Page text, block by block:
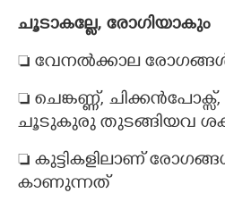
ചൂടാകല്ലേ, രോഗിയാകും
 വേനൽക്കാല രോഗങ്ങൾ
 ചെങ്കണ്ണ്, ചിക്കൻപോക്സ്,
ചൂടുകുരു തുടങ്ങിയവ
 കുട്ടികളിലാണ്
കാണുന്നത്